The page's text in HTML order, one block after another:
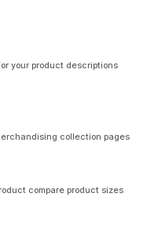
your product descriptions
collection pages
compare product sizes